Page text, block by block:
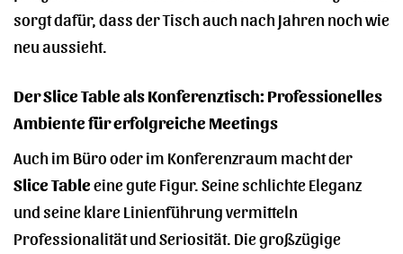
sorgt dafür, dass der Tisch auch nach Jahren noch wie
neu aussieht.
Der Slice Table als Konferenztisch: Professionelles
Ambiente für erfolgreiche Meetings
Auch im Büro oder im Konferenzraum macht der
Slice Tableeine gute Figur. Seine schlichte Eleganz
und seine klare Linienführung vermitteln
Professionalität und Seriosität. Die großzügige